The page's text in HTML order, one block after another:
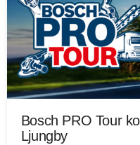
Bosch PRO Tour
Ljungby